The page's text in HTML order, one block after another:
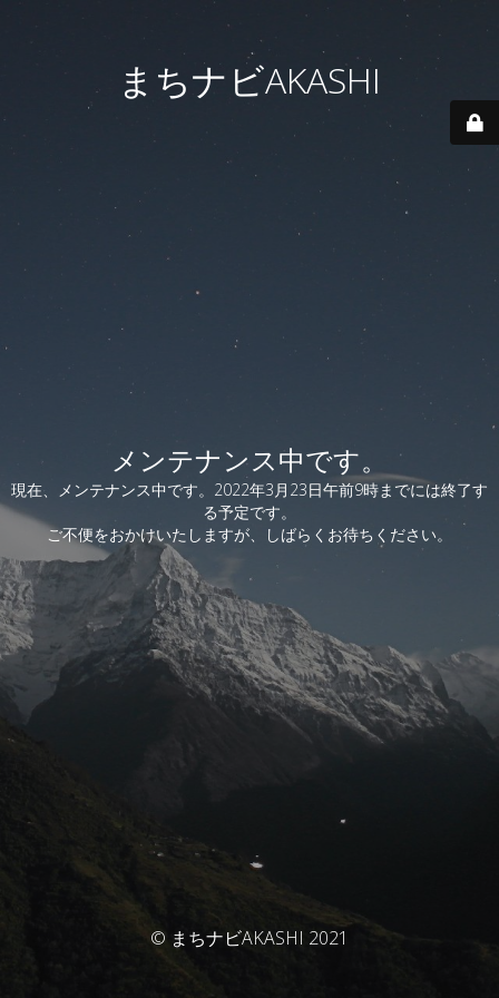
まちナビAKASHI
メンテナンス中です。
現在、メンテナンス中です。2022年3月23日午前9時までには終了す
る予定です。
ご不便をおかけいたしますが、しばらくお待ちください。
© まちナビAKASHI 2021